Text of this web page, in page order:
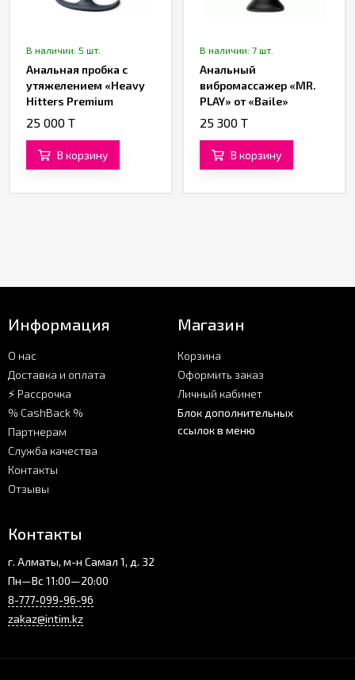
В наличии: 5 шт.
Анальная пробка с
утяжелением «Heavy
Hitters Premium
Silicone Weighted Anal
Brands»
25 000 T
В корзину
В наличии: 7 шт.
Анальный
вибромассажер «MR.
PLAY» от «Baile»
25 300 T
В корзину
Информация
О нас
Доставка и оплата
⚡ Рассрочка
% CashBack %
Партнерам
Служба качества
Контакты
Отзывы
Магазин
Корзина
Оформить заказ
Личный кабинет
Блок дополнительных
ссылок в меню
Контакты
г. Алматы, м-н Самал 1, д. 32
Пн—Вс 11:00—20:00
8-777-099-96-96
zakaz@intim.kz